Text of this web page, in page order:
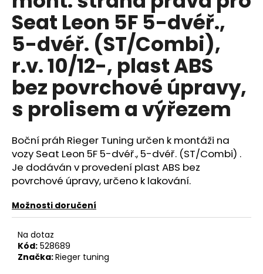
Seat Leon 5F 5-dvéř.,
5-dvéř. (ST/Combi),
r.v. 10/12-, plast ABS
bez povrchové úpravy,
s prolisem a výřezem
Boční práh Rieger Tuning určen k montáži na
vozy Seat Leon 5F 5-dvéř., 5-dvéř. (ST/Combi) .
Je dodáván v provedení plast ABS bez
povrchové úpravy, určeno k lakování.
Možnosti doručení
Na dotaz
Kód: 528689
Značka:Rieger tuning
č
u
j
e
m
e
NGK
SPORTOVNÍ
2.0TFSI
2.0TSI
EA113
EA888.1/2
1
Kč